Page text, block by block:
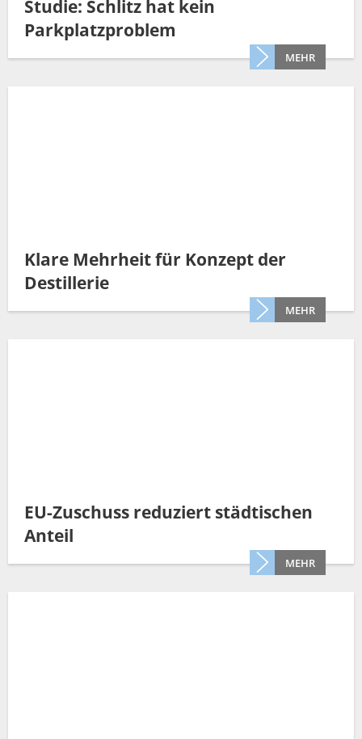
Studie: Schlitz hat kein
Parkplatzproblem
MEHR
Klare Mehrheit für Konzept der
Destillerie
MEHR
EU-Zuschuss reduziert städtischen
Anteil
MEHR